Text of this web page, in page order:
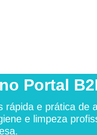
Portal
rápida e prática de
e limpeza